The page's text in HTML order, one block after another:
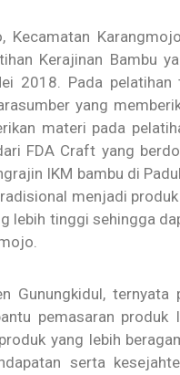
Kecamatan
Kerajinan Bambu
2018. Pada
yang
materi pada
FDA Craft yang
IKM bambu di
menjadi
lebih tinggi sehingga
Gunungkidul,
pemasaran produk
yang lebih
serta